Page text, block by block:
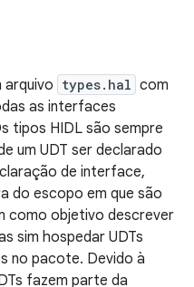
arquivo types.hal com
as interfaces
tipos HIDL são sempre
um UDT ser declarado
de interface,
do escopo em que são
como objetivo descrever
sim hospedar UDTs
no pacote. Devido à
fazem parte da